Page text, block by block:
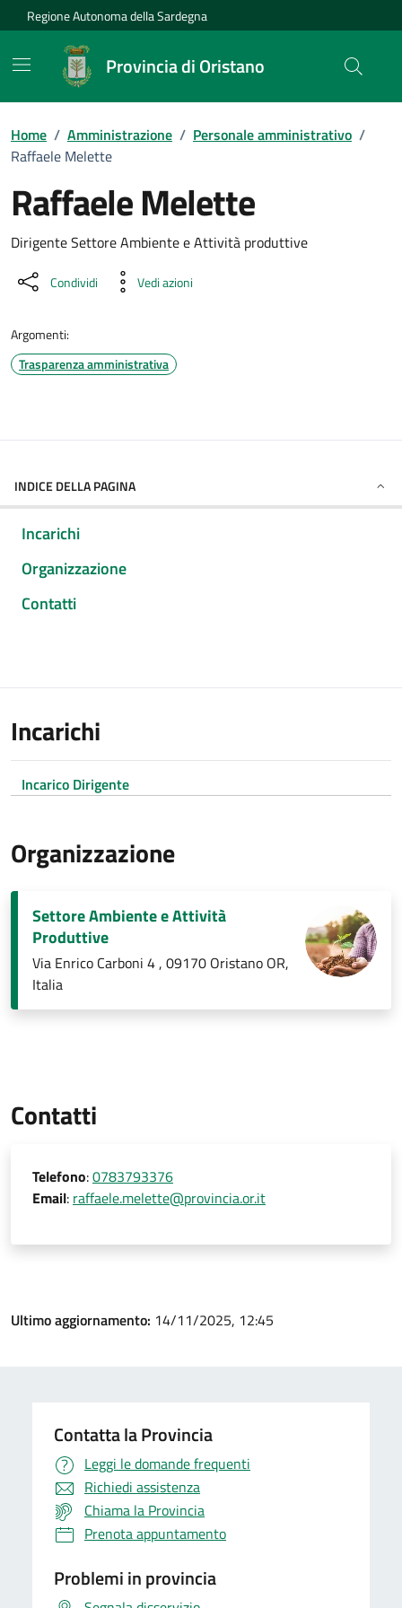
Vai ai contenuti
Vai al Footer
Regione Autonoma della Sardegna
Provincia di Oristano
Home / Amministrazione / Personale amministrativo /
Raffaele Melette
Raffaele Melette
Dettaglio della persona
Dirigente Settore Ambiente e Attività produttive
Condividi Vedi azioni
Argomenti:
Trasparenza amministrativa
INDICE DELLA PAGINA
Incarichi
Organizzazione
Contatti
Incarichi
Incarico Dirigente
Organizzazione
Settore Ambiente e Attività
Produttive
Via Enrico Carboni 4 , 09170 Oristano OR,
Italia
Contatti
Telefono:0783793376
Email: raffaele.melette@provincia.or.it
Ultimo aggiornamento: 14/11/2025, 12:45
Contatta la Provincia
Leggi le domande frequenti
Richiedi assistenza
Chiama la Provincia
Prenota appuntamento
Problemi in provincia